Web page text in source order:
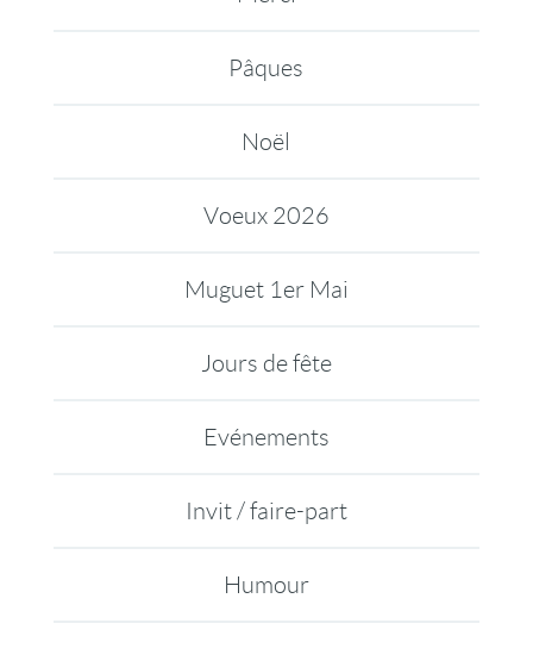
Pâques
Noël
Voeux 2026
Muguet 1er Mai
Jours de fête
Evénements
Invit / faire-part
Humour